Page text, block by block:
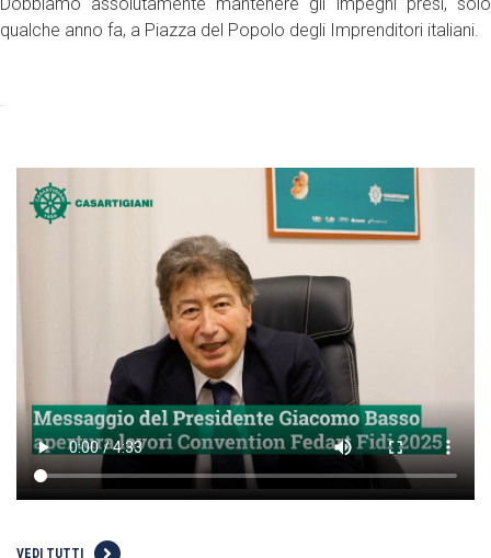
qualche anno fa, a Piazza del Popolo degli Imprenditori italiani.
VEDI TUTTI